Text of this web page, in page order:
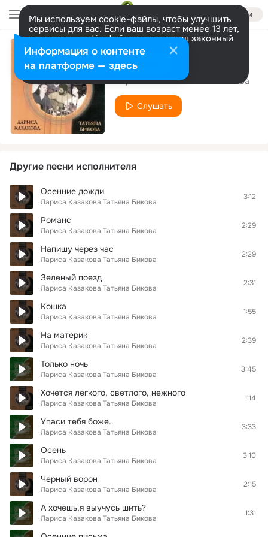
Войти
Мы используем cookie-файлы, чтобы улучшить
сервисы для вас. Если ваш возраст менее 13 лет,
настроить cookie-файлы должен ваш законный
представитель. Больше информации
Разрешить все Настроить
Благодарю
Лариса Казакова Татьяна Бикова
Слушать
Другие песни исполнителя
Осенние дожди
Лариса Казакова Татьяна Бикова
3:12
Романс
Лариса Казакова Татьяна Бикова
2:29
Напишу через час
Лариса Казакова Татьяна Бикова
2:29
Зеленый поезд
Лариса Казакова Татьяна Бикова
2:31
Кошка
Лариса Казакова Татьяна Бикова
1:55
На материк
Лариса Казакова Татьяна Бикова
2:39
Только ночь
Лариса Казакова Татьяна Бикова
3:45
Хочется легкого, светлого, нежного
Лариса Казакова Татьяна Бикова
1:14
Упаси тебя боже..
Лариса Казакова Татьяна Бикова
3:33
Осень
Лариса Казакова Татьяна Бикова
3:10
Черный ворон
Лариса Казакова Татьяна Бикова
2:15
А хочешь,я выучусь шить?
Лариса Казакова Татьяна Бикова
1:31
Информация о контенте
на платформе — здесь